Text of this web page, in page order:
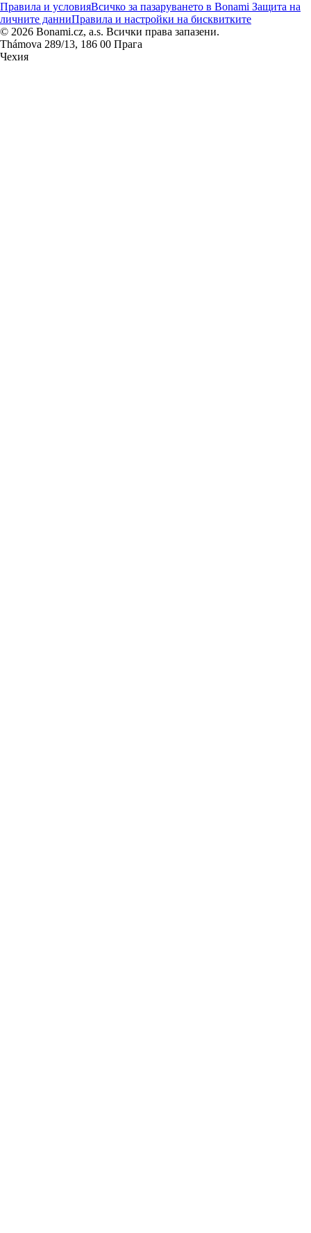
Правила и условияВсичко за пазаруването в Bonami Защита на
личните данниПравила и настройки на бисквитките
© 2026 Bonami.cz, a.s. Всички права запазени.
Thámova 289/13, 186 00 Прага
Чехия